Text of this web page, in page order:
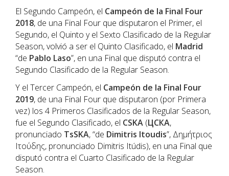
El Segundo Campeón, el Campeón de la Final Four
2018, de una Final Four que disputaron el Primer, el
Segundo, el Quinto y el Sexto Clasificado de la Regular
Season, volvió a ser el Quinto Clasificado, el Madrid
“de Pablo Laso”, en una Final que disputó contra el
Segundo Clasificado de la Regular Season.
Y el Tercer Campeón, el Campeón de la Final Four
2019, de una Final Four que disputaron (por Primera
vez) los 4 Primeros Clasificados de la Regular Season,
fue el Segundo Clasificado, el CSKA (ЦСКА,
pronunciado TsSKA, “de Dimitris Itoudis”, Δημήτριος
Ιτούδης, pronunciado Dimitris Itúdis), en una Final que
disputó contra el Cuarto Clasificado de la Regular
Season.